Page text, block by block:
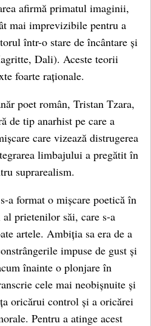
afirmă primatul imaginii,
mai imprevizibile pentru a
într-o stare de încântare și
Dali). Aceste teorii
foarte raționale.
poet român, Tristan Tzara,
de tip anarhist pe care a
care vizează distrugerea
limbajului a pregătit în
suprarealism.
a format o mișcare poetică în
prietenilor săi, care s-a
artele. Ambiția sa era de a
impuse de gust și
înainte o plonjare în
cele mai neobișnuite și
oricărui control și a oricărei
Pentru a atinge acest